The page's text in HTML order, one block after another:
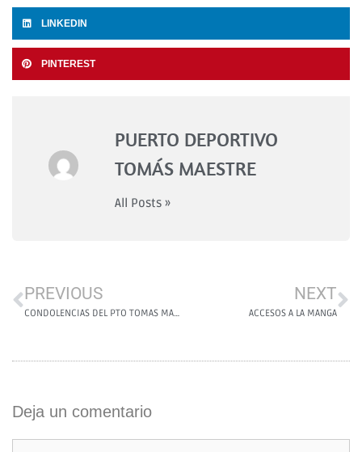
LINKEDIN
PINTEREST
PUERTO DEPORTIVO
TOMÁS MAESTRE
All Posts »
PREVIOUS
CONDOLENCIAS DEL PTO TOMAS MAESTRE A LA ACADEMIA GENERAL DEL AIRE
NEXT
ACCESOS A LA MANGA
Deja un comentario